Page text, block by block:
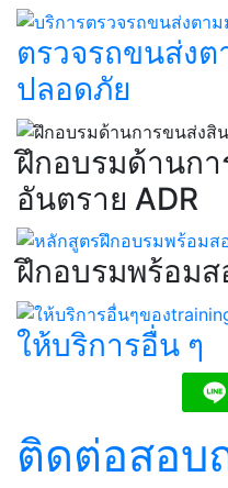
ตรวจรถขนส่ง
ปลอดภัย​
ฝึกอบรมด้านก
อันตราย ADR​
ฝึกอบรมพร้อม
ให้บริการอื่น ๆ​
ติดต่อสอบ